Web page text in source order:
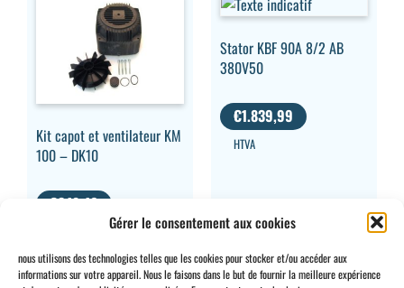
Gérer le consentement aux cookies
nous utilisons des technologies telles que les cookies pour stocker et/ou accéder aux
informations sur votre appareil. Nous le faisons dans le but de fournir la meilleure expérience
Kit capot et ventilateur KM
100 – DK10
€348,40
Stator KBF 90A 8/2 AB
380V50
€1.839,99
HTVA